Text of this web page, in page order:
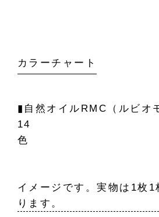
カラーチャート
▮自然オイルRMC（ルビオ
14
※画
イメージです。実物は1枚1
ります。